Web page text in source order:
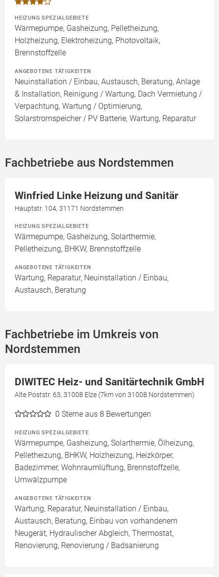
HEIZUNG SPEZIALGEBIETE
Wärmepumpe, Gasheizung, Pelletheizung,
Holzheizung, Elektroheizung, Photovoltaik,
Brennstoffzelle
ANGEBOTENE TÄTIGKEITEN
Neuinstallation / Einbau, Austausch, Beratung, Anlage
& Installation, Reinigung / Wartung, Dach Vermietung /
Verpachtung, Wartung / Optimierung,
Solarstromspeicher / PV Batterie, Wartung, Reparatur
Fachbetriebe aus Nordstemmen
Winfried Linke Heizung und Sanitär
Hauptstr. 104, 31171 Nordstemmen
HEIZUNG SPEZIALGEBIETE
Wärmepumpe, Gasheizung, Solarthermie,
Pelletheizung, BHKW, Brennstoffzelle
ANGEBOTENE TÄTIGKEITEN
Wartung, Reparatur, Neuinstallation / Einbau,
Austausch, Beratung
Fachbetriebe im Umkreis von
Nordstemmen
DIWITEC Heiz- und Sanitärtechnik GmbH
Alte Poststr. 63, 31008 Elze (7km von 31008 Nordstemmen)
0 Sterne aus 8 Bewertungen
HEIZUNG SPEZIALGEBIETE
Wärmepumpe, Gasheizung, Solarthermie, Ölheizung,
Pelletheizung, BHKW, Holzheizung, Heizkörper,
Badezimmer, Wohnraumlüftung, Brennstoffzelle,
Umwälzpumpe
ANGEBOTENE TÄTIGKEITEN
Wartung, Reparatur, Neuinstallation / Einbau,
Austausch, Beratung, Einbau von vorhandenem
Neugerät, Hydraulischer Abgleich, Thermostat,
Renovierung, Renovierung / Badsanierung